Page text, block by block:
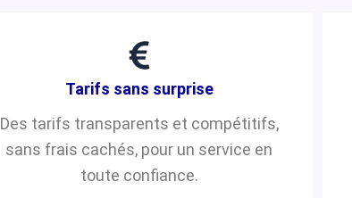
Tarifs sans surprise
Des tarifs transparents et compétitifs,
sans frais cachés, pour un service en
toute confiance.